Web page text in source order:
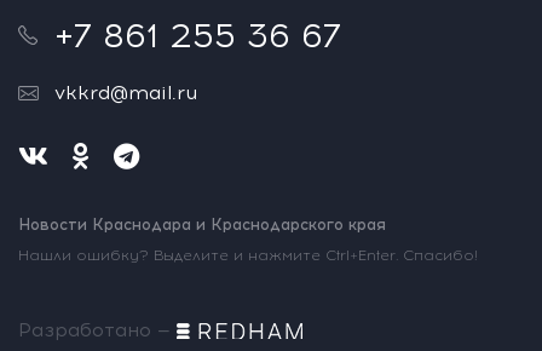
+7 861 255 36 67
vkkrd@mail.ru
Новости Краснодара и Краснодарского края
Нашли ошибку? Выделите и нажмите Ctrl+Enter. Спасибо!
Разработано —